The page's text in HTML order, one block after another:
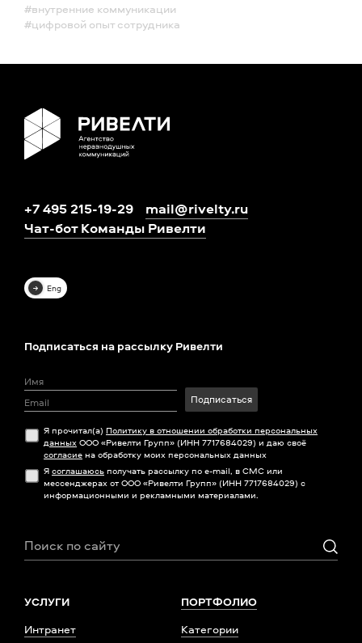
#внутренние коммуникации
#цифровой опыт сотрудника
+7 495 215-19-29
mail@rivelty.ru
Чат-бот Команды Ривелти
Eng
УСЛУГИ
Интранет
ПОРТФОЛИО
Категории
Подписаться на рассылку Ривелти
Подписаться
Я прочитал(а) Политику в отношении обработки персональных
данных ООО «Ривелти Групп» (ИНН 7717684029) и даю своё
согласие на обработку моих персональных данных
Я соглашаюсь получать рассылку по e-mail, в СМС или
мессенджерах от ООО «Ривелти Групп» (ИНН 7717684029) с
информационными и рекламными материалами.